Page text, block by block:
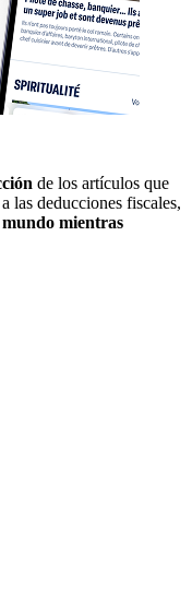
de los artículos que
las deducciones fiscales,
mientras